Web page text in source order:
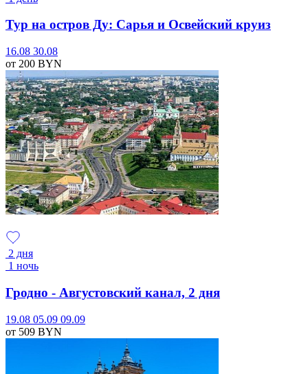
Тур на остров Ду: Сарья и Освейский круиз
16.08 30.08
от 200 BYN
2 дня
1 ночь
Гродно - Августовский канал, 2 дня
19.08 05.09 09.09
от 509 BYN